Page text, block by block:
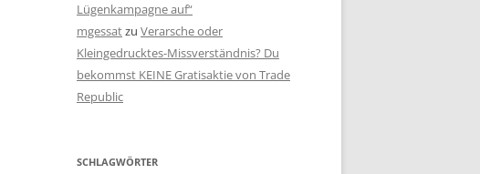
Lügenkampagne auf“
mgessatzu Verarsche oder
Kleingedrucktes-Missverständnis? Du
bekommst KEINE Gratisaktie von Trade
Republic
SCHLAGWÖRTER